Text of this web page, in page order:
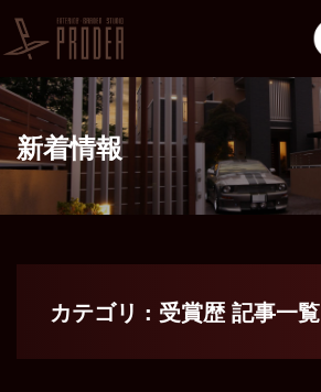
新着情報
カテゴリ : 受賞歴 記事一覧